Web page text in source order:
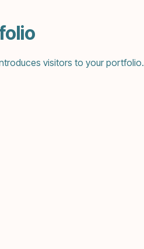
visitors to your portfolio.